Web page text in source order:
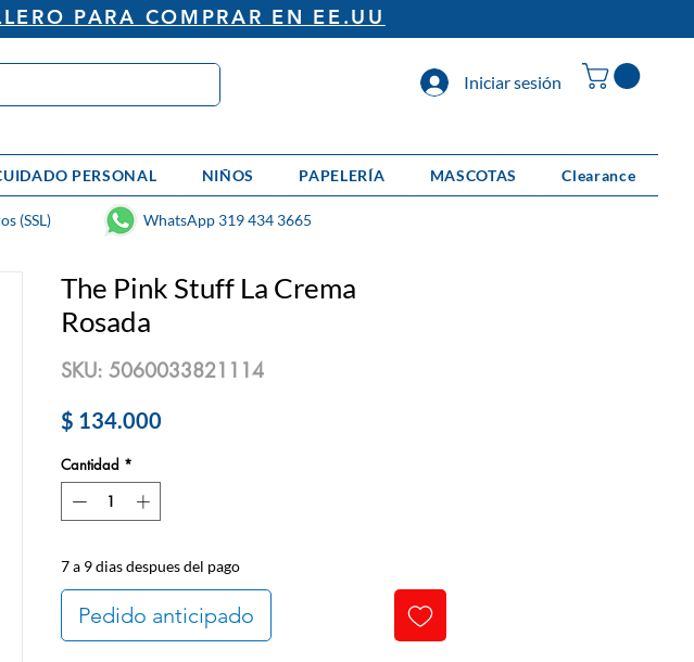
PARA COMPRAR EN EE.UU
Iniciar sesión
PERSONAL NIÑOS PAPELERÍA MASCOTAS Clearance
WhatsApp 319 434 3665
(SSL)
The Pink Stuff La Crema
Rosada
SKU: 5060033821114
$ 134.000
Cantidad *
7 a 9 dias despues del pago
Pedido anticipado